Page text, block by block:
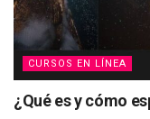
CURSOS EN LÍNEA
¿Qué es y cómo